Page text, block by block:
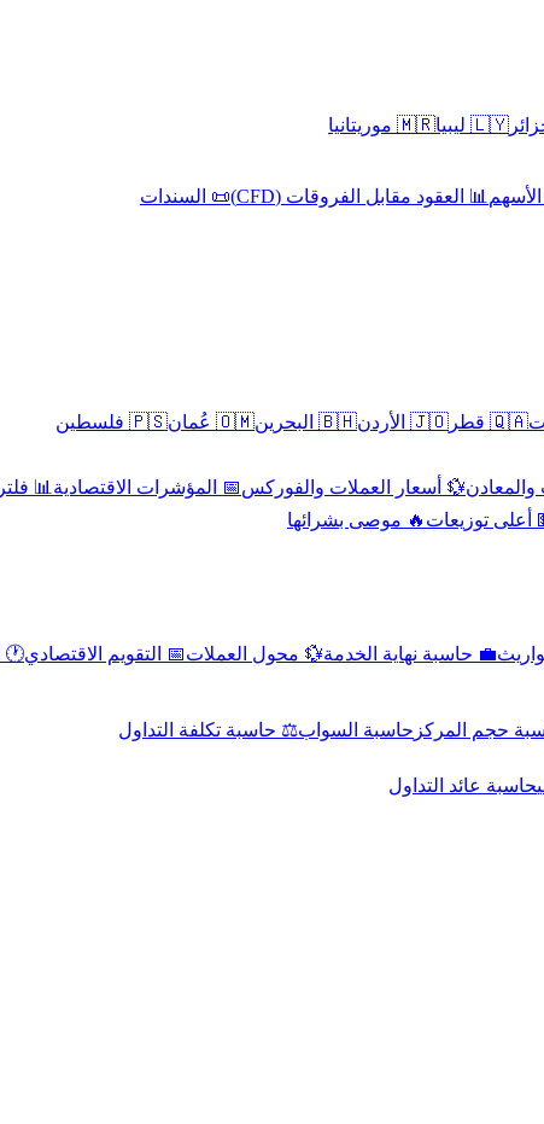
🇱🇾 ليبيا
🇲🇷 موريتانيا
📊 العقود مقابل الفروقات (CFD)
📜 السندات
🇶🇦 قطر 🇯🇴 الأردن 🇧🇭 البحرين 🇴🇲 عُمان
🇵🇸 فلسطين
💱 أسعار العملات والفوركس📅 المؤشرات الاقتصادية 📊
أعلى توزيعات 🔥 موصى بشرائها
💼 حاسبة نهاية الخدمة💱 محول العملات📅 التقويم الاقتصادي🕐
حجم المركز حاسبة السواب⚖️ حاسبة تكلفة التداول
حاسبة عائد التداول